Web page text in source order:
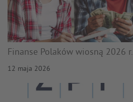
Finanse Polaków wiosną 2026 r.
12 maja 2026